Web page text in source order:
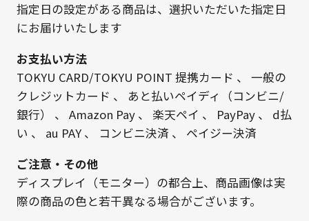
指定日の設定がある商品は、選択いただいた指定日
にお届けいたします
お支払い方法
TOKYU CARD/TOKYU POINT 提携カード 、 一般の
クレジットカード 、 あと払いペイディ（コンビニ/
銀行）
、 Amazon Pay、 楽天ペイ 、 PayPay、 d払
い 、 au PAY、 コンビニ決済 、 ペイジー決済
ご注意・その他
ディスプレイ（モニター）の都合上、商品画像は実
際の商品の色と若干異なる場合がございます。